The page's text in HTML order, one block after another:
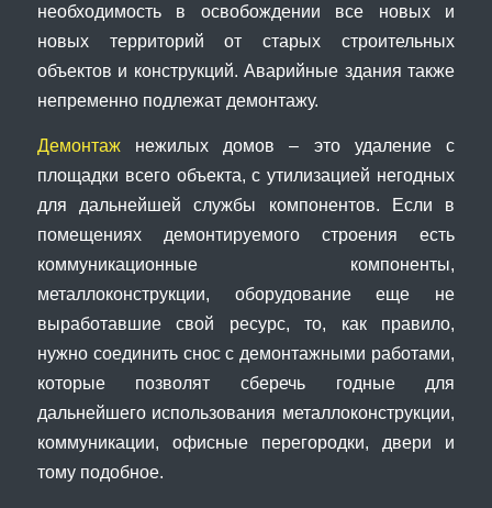
необходимость в освобождении все новых и
новых территорий от старых строительных
объектов и конструкций. Аварийные здания также
непременно подлежат демонтажу.
Демонтажнежилых домов – это удаление с
площадки всего объекта, с утилизацией негодных
для дальнейшей службы компонентов. Если в
помещениях демонтируемого строения есть
коммуникационные компоненты,
металлоконструкции, оборудование еще не
выработавшие свой ресурс, то, как правило,
нужно соединить снос с демонтажными работами,
которые позволят сберечь годные для
дальнейшего использования металлоконструкции,
коммуникации, офисные перегородки, двери и
тому подобное.